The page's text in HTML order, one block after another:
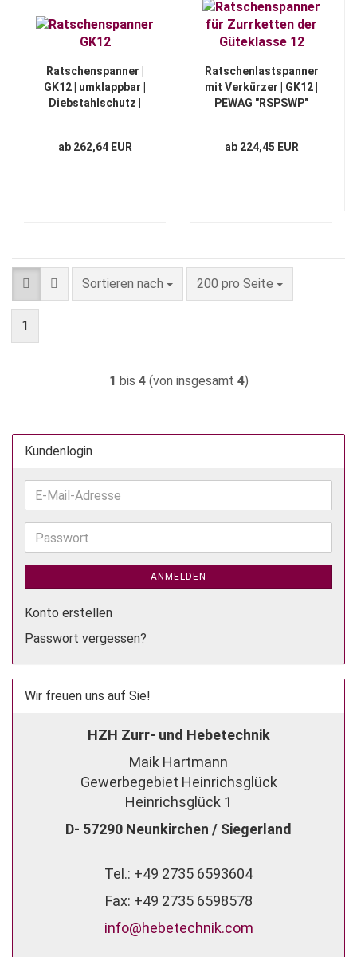
Ratschenspanner |
GK12 | umklappbar |
Diebstahlschutz |
ab 262,64 EUR
Ratschenlastspanner
mit Verkürzer | GK12 |
PEWAG "RSPSWP"
ab 224,45 EUR
Sortieren nach
Sortieren nach 200 pro Seite
pro Seite
1
1 bis 4(von insgesamt 4)
Kundenlogin
E-
Mail-
Adresse
Passwort
ANMELDEN
Konto erstellen
Passwort vergessen?
Wir freuen uns auf Sie!
HZH Zurr- und Hebetechnik
Maik Hartmann
Gewerbegebiet Heinrichsglück
Heinrichsglück 1
D- 57290 Neunkirchen / Siegerland
Tel.: +49 2735 6593604
Fax: +49 2735 6598578
info@hebetechnik.com